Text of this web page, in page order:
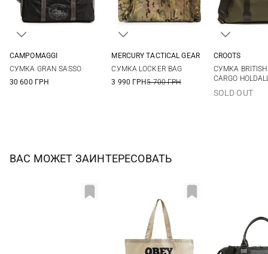
CAMPOMAGGI
СУМКА GRAN SASSO
30 600 ГРН
MERCURY TACTICAL GEAR
СУМКА LOCKER BAG
3 990 ГРН5 700 ГРН
CROOTS
СУМКА BRITISH
CARGO
SOLD OUT
ВАС МОЖЕТ ЗАИНТЕРЕСОВАТЬ